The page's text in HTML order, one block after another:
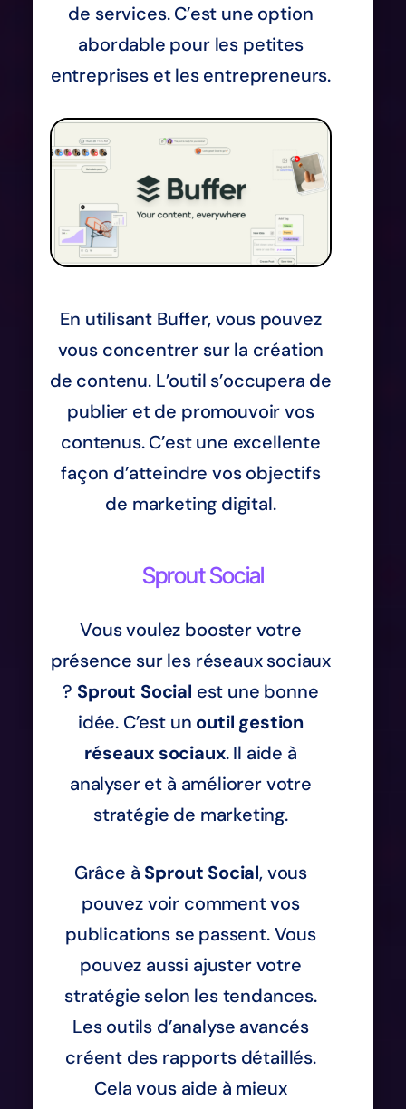
de services. C’est une option
abordable pour les petites
entreprises et les entrepreneurs.
En utilisant Buffer, vous pouvez
vous concentrer sur la création
de contenu. L’outil s’occupera de
publier et de promouvoir vos
contenus. C’est une excellente
façon d’atteindre vos objectifs
de marketing digital.
Sprout Social
Vous voulez booster votre
présence sur les réseaux sociaux
? Sprout Social est une bonne
idée. C’est un outil gestion
réseaux sociaux. Il aide à
analyser et à améliorer votre
stratégie de marketing.
Grâce à Sprout Social, vous
pouvez voir comment vos
publications se passent. Vous
pouvez aussi ajuster votre
stratégie selon les tendances.
Les outils d’analyse avancés
créent des rapports détaillés.
Cela vous aide à mieux